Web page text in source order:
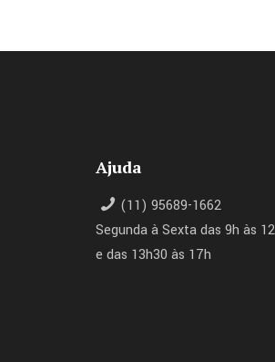
Ajuda
(11) 95689-1662
Segunda à Sexta das 9h às
e das 13h30 às 17h